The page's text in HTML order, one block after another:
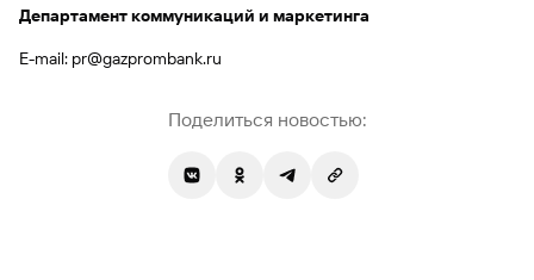
кредиту
Оформить
API
поиск
по
Департамент коммуникаций и маркетинга
E-mail: pr@gazprombank.ru
Поделиться новостью: